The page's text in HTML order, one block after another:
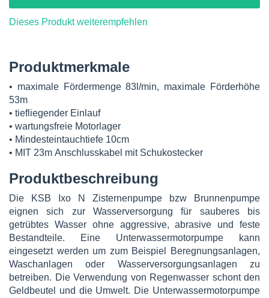
Dieses Produkt weiterempfehlen
Produktmerkmale
• maximale Fördermenge 83l/min, maximale Förderhöhe
53m
• tiefliegender Einlauf
• wartungsfreie Motorlager
• Mindesteintauchtiefe 10cm
• MIT 23m Anschlusskabel mit Schukostecker
Produktbeschreibung
Die KSB Ixo N Zisternenpumpe bzw Brunnenpumpe
eignen sich zur Wasserversorgung für sauberes bis
getrübtes Wasser ohne aggressive, abrasive und feste
Bestandteile. Eine Unterwassermotorpumpe kann
eingesetzt werden um zum Beispiel Beregnungsanlagen,
Waschanlagen oder Wasserversorgungsanlagen zu
betreiben. Die Verwendung von Regenwasser schont den
Geldbeutel und die Umwelt. Die Unterwassermotorpumpe